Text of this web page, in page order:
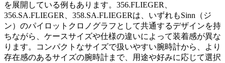
を展開している例もあります。356.FLIEGER、
356.SA.FLIEGER、358.SA.FLIEGERは、いずれもSinn（ジ
ン）のパイロットクロノグラフとして共通するデザインを持
ちながら、ケースサイズや仕様の違いによって装着感が異な
ります。コンパクトなサイズで扱いやすい腕時計から、より
存在感のあるサイズの腕時計まで、用途や好みに応じて選択